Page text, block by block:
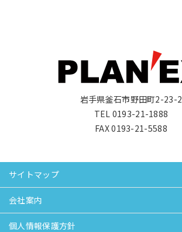
岩手県釜石市野田町2-23-2
TEL 0193-21-1888
FAX 0193-21-5588
サイトマップ
会社案内
個人情報保護方針